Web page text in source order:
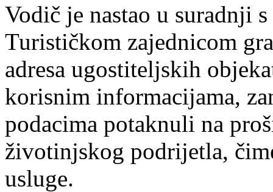
Vodič je nastao u suradnji
Turističkom zajednicom
adresa ugostiteljskih
korisnim informacijama,
podacima potaknuli na
životinjskog podrijetla,
usluge.